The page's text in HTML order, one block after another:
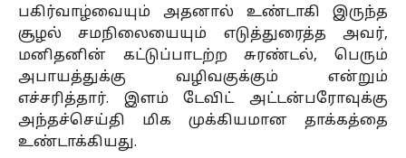
பகிர்வாழ்வையும் அதனால் உண்டாகி இருந்த
சூழல் சமநிலையையும் எடுத்துரைத்த அவர்,
மனிதனின் கட்டுப்பாடற்ற சுரண்டல், பெரும்
அபாயத்துக்கு வழிவகுக்கும் என்றும்
எச்சரித்தார். இளம் டேவிட் அட்டன்பரோவுக்கு
அந்தச்செய்தி மிக முக்கியமான தாக்கத்தை
உண்டாக்கியது.